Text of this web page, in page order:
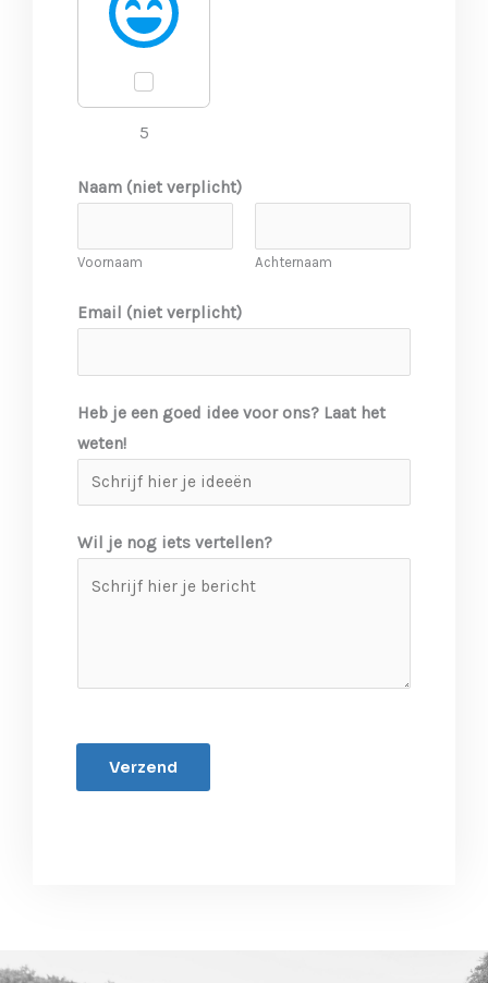
5
Naam (niet verplicht)
Voornaam Achternaam
Email (niet verplicht)
Heb je een goed idee voor ons? Laat het
weten!
Wil je nog iets vertellen?
Verzend